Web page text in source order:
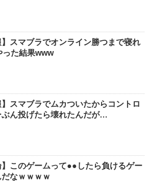
】スマブラでオンライン勝つまで寝れ
った結果www
】スマブラでムカついたからコントロ
ぶん投げたら壊れたんだが…
】このゲームって●●したら負けるゲー
なｗｗｗｗ